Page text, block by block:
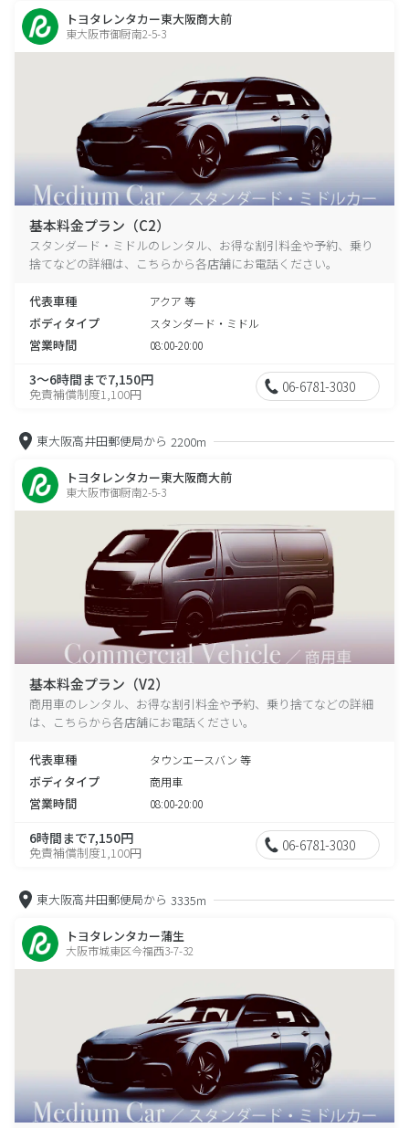
トヨタレンタカー東大阪商大前
東大阪市御厨南2-5-3
基本料金プラン（C2）
スタンダード・ミドルのレンタル、お得な割引料金や予約、乗り
捨てなどの詳細は、こちらから各店舗にお電話ください。
代表車種 アクア 等
ボディタイプ スタンダード・ミドル
営業時間 08:00-20:00
3～6時間まで7,150円
免責補償制度1,100円 06-6781-3030
東大阪高井田郵便局から 2200m
トヨタレンタカー東大阪商大前
東大阪市御厨南2-5-3
基本料金プラン（V2）
商用車のレンタル、お得な割引料金や予約、乗り捨てなどの詳細
は、こちらから各店舗にお電話ください。
代表車種 タウンエースバン 等
ボディタイプ 商用車
営業時間 08:00-20:00
6時間まで7,150円
免責補償制度1,100円 06-6781-3030
東大阪高井田郵便局から 3335m
トヨタレンタカー蒲生
大阪市城東区今福西3-7-32